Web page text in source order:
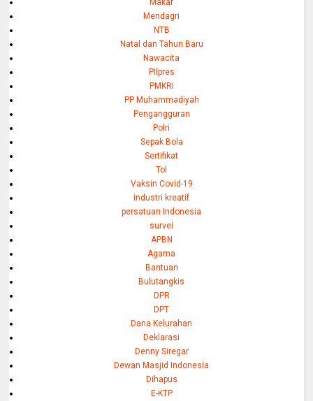
Makar
Mendagri
NTB
Natal dan Tahun Baru
Nawacita
PIlpres
PMKRI
PP Muhammadiyah
Pengangguran
Polri
Sepak Bola
Sertifikat
Tol
Vaksin Covid-19
industri kreatif
persatuan Indonesia
survei
APBN
Agama
Bantuan
Bulutangkis
DPR
DPT
Dana Kelurahan
Deklarasi
Denny Siregar
Dewan Masjid Indonesia
Dihapus
E-KTP